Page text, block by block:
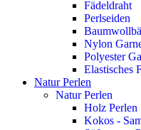
Fädeldraht
Perlseiden
Nylon
Polyester
Elastisches
Natur Perlen
Natur Perlen
Holz Perlen
Kokos -